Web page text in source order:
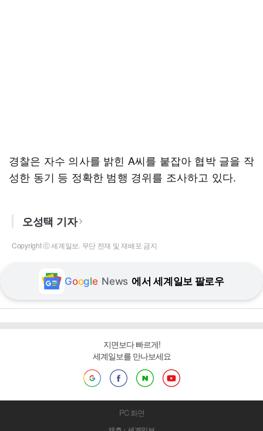
경찰은 자수 의사를 밝힌 A씨를 붙잡아 협박 글을 작
성한 동기 등 정확한 범행 경위를 조사하고 있다.
오성택 기자
Copyright ⓒ 세계일보. 무단 전재 및 재배포 금지
Google News 에서 세계일보 팔로우
지면보다 빠르게!
세계일보를 만나보세요
PC 화면